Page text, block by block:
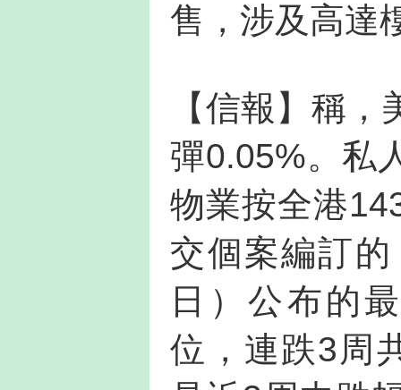
售，涉及高達
【信報】稱
彈0.05%。私
物業按全港
交個案編訂
日）公布的
位，連跌3周